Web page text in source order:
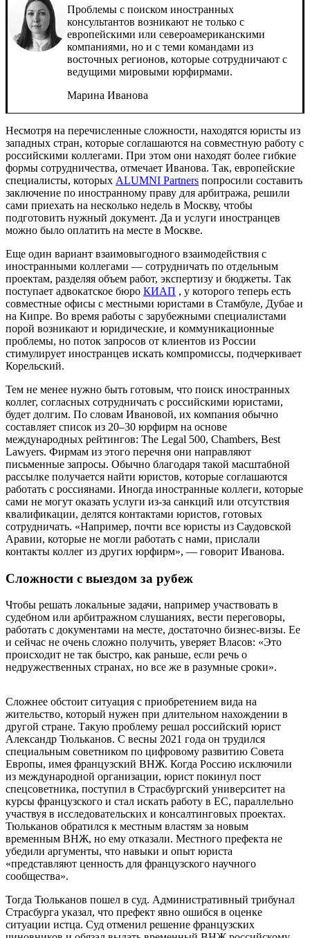
Проблемы с поиском иностранных
консультантов возникают не только с
европейскими или североамериканскими
компаниями, но и с теми командами из
восточных регионов, которые сотрудничают с
ведущими мировыми юрфирмами.
Марина Иванова
Несмотря на перечисленные сложности, находятся юристы из
западных стран, которые соглашаются на совместную работу с
российскими коллегами. При этом они находят более гибкие
формы сотрудничества, отмечает Иванова. Так, европейские
специалисты, которых ALUMNI Partners попросили составить
заключение по иностранному праву для арбитража, решили
сами приехать на несколько недель в Москву, чтобы
подготовить нужный документ. Да и услуги иностранцев
можно было оплатить на месте в Москве.
Еще один вариант взаимовыгодного взаимодействия с
иностранными коллегами — сотрудничать по отдельным
проектам, разделяя объем работ, экспертизу и бюджеты. Так
поступает адвокатское бюро КИАП , у которого теперь есть
совместные офисы с местными юристами в Стамбуле, Дубае и
на Кипре. Во время работы с зарубежными специалистами
порой возникают и юридические, и коммуникационные
проблемы, но поток запросов от клиентов из России
стимулирует иностранцев искать компромиссы, подчеркивает
Корельский.
Тем не менее нужно быть готовым, что поиск иностранных
коллег, согласных сотрудничать с российскими юристами,
будет долгим. По словам Ивановой, их компания обычно
составляет список из 20–30 юрфирм на основе
международных рейтингов: The Legal 500, Chambers, Best
Lawyers. Фирмам из этого перечня они направляют
письменные запросы. Обычно благодаря такой масштабной
рассылке получается найти юристов, которые соглашаются
работать с россиянами. Иногда иностранные коллеги, которые
сами не могут оказать услуги из-за санкций или отсутствия
квалификации, делятся контактами юристов, готовых
сотрудничать. «Например, почти все юристы из Саудовской
Аравии, которые не могли работать с нами, прислали
контакты коллег из других юрфирм», — говорит Иванова.
Сложности с выездом за рубеж
Чтобы решать локальные задачи, например участвовать в
судебном или арбитражном слушаниях, вести переговоры,
работать с документами на месте, достаточно бизнес-визы. Ее
и сейчас не очень сложно получить, уверяет Власов: «Это
происходит не так быстро, как раньше, если речь о
недружественных странах, но все же в разумные сроки».
Сложнее обстоит ситуация с приобретением вида на
жительство, который нужен при длительном нахождении в
другой стране. Такую проблему решал российский юрист
Александр Тюльканов. С весны 2021 года он трудился
специальным советником по цифровому развитию Совета
Европы, имея французский ВНЖ. Когда Россию исключили
из международной организации, юрист покинул пост
спецсоветника, поступил в Страсбургский университет на
курсы французского и стал искать работу в ЕС, параллельно
участвуя в исследовательских и консалтинговых проектах.
Тюльканов обратился к местным властям за новым
временным ВНЖ, но ему отказали. Местного префекта не
убедили аргументы, что навыки и опыт юриста
«представляют ценность для французского научного
сообщества».
Тогда Тюльканов пошел в суд. Административный трибунал
Страсбурга указал, что префект явно ошибся в оценке
ситуации истца. Суд отменил решение французских